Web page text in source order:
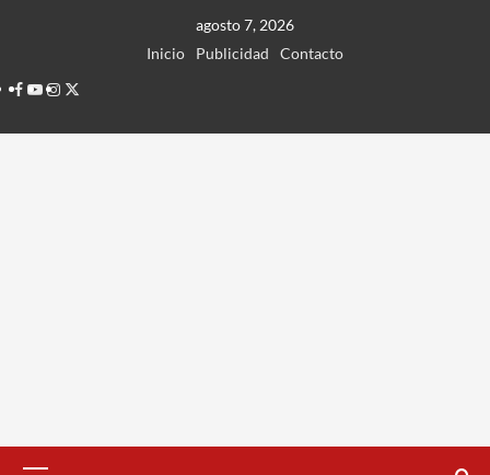
agosto 7, 2026
Inicio
Publicidad
Contacto
Facebook
Youtube
Instagram
Twitter